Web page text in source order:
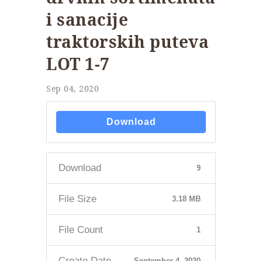
i sanacije
traktorskih puteva
LOT 1-7
Sep 04, 2020
Download
Download 9
File Size 3.18 MB
File Count 1